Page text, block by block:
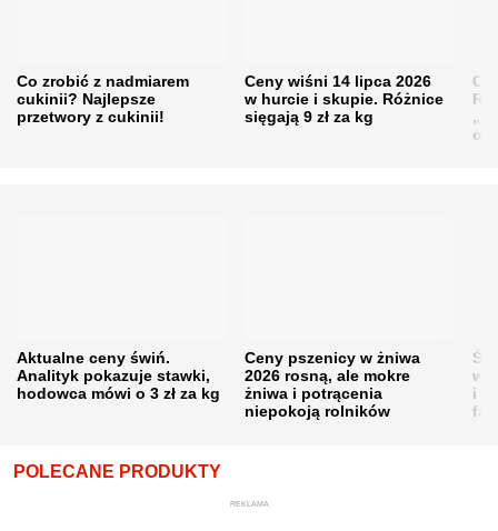
Co zrobić z nadmiarem
cukinii? Najlepsze
przetwory z cukinii!
Ceny wiśni 14 lipca 2026
w hurcie i skupie. Różnice
sięgają 9 zł za kg
Aktualne ceny świń.
Analityk pokazuje stawki,
hodowca mówi o 3 zł za kg
Ceny pszenicy w żniwa
2026 rosną, ale mokre
żniwa i potrącenia
niepokoją rolników
i
POLECANE PRODUKTY
REKLAMA